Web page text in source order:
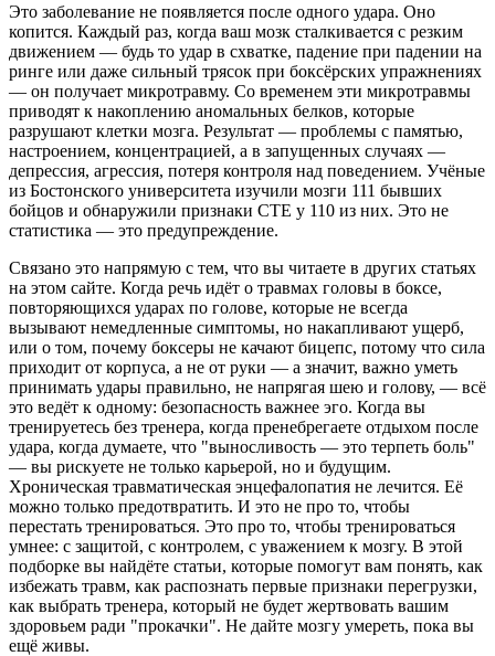
Это заболевание не появляется после одного удара. Оно
копится. Каждый раз, когда ваш мозк сталкивается с резким
движением — будь то удар в схватке, падение при падении на
ринге или даже сильный трясок при боксёрских упражнениях
— он получает микротравму. Со временем эти микротравмы
приводят к накоплению аномальных белков, которые
разрушают клетки мозга. Результат — проблемы с памятью,
настроением, концентрацией, а в запущенных случаях —
депрессия, агрессия, потеря контроля над поведением. Учёные
из Бостонского университета изучили мозги 111 бывших
бойцов и обнаружили признаки CTE у 110 из них. Это не
статистика — это предупреждение.
Связано это напрямую с тем, что вы читаете в других статьях
на этом сайте. Когда речь идёт о травмах головы в боксе,
повторяющихся ударах по голове, которые не всегда
вызывают немедленные симптомы, но накапливают ущерб,
или о том, почему боксеры не качают бицепс, потому что сила
приходит от корпуса, а не от руки — а значит, важно уметь
принимать удары правильно, не напрягая шею и голову, — всё
это ведёт к одному: безопасность важнее эго. Когда вы
тренируетесь без тренера, когда пренебрегаете отдыхом после
удара, когда думаете, что "выносливость — это терпеть боль"
— вы рискуете не только карьерой, но и будущим.
Хроническая травматическая энцефалопатия не лечится. Её
можно только предотвратить. И это не про то, чтобы
перестать тренироваться. Это про то, чтобы тренироваться
умнее: с защитой, с контролем, с уважением к мозгу. В этой
подборке вы найдёте статьи, которые помогут вам понять, как
избежать травм, как распознать первые признаки перегрузки,
как выбрать тренера, который не будет жертвовать вашим
здоровьем ради "прокачки". Не дайте мозгу умереть, пока вы
ещё живы.